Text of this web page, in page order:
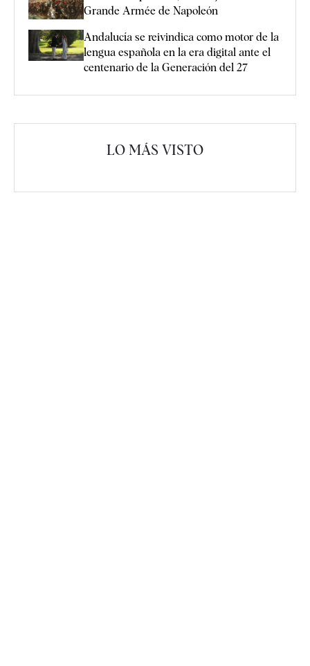
Grande Armée de Napoleón
Andalucía se reivindica como motor de la
lengua española en la era digital ante el
centenario de la Generación del 27
LO MÁS VISTO